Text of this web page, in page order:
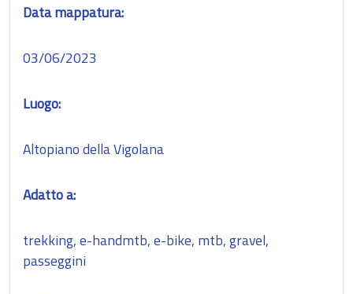
Data mappatura:
03/06/2023
Luogo:
Altopiano della Vigolana
Adatto a:
trekking, e-handmtb, e-bike, mtb, gravel,
passeggini